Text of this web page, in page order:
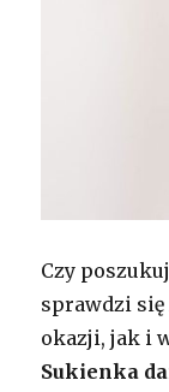
Czy
sprawdzi
okazji, jak i
Sukienka